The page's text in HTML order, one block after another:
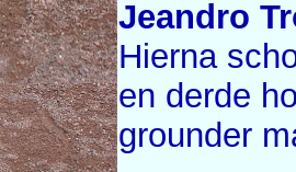
Jeandro
Hierna
en derde
grounder